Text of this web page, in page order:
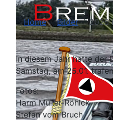
Home Bilder 2025
In diesem Jahr hatte der
Samstag, am 25.01.
Fotos:
Harm Müller-Röhlck
Stefan vom Bruch